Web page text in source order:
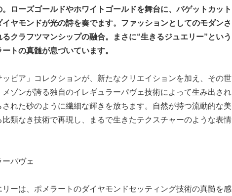
ローズゴールドやホワイトゴールドを舞台に、バゲットカット
ヤモンドが光の詩を奏でます。ファッションとしてのモダンさ
クラフツマンシップの融合。まさに“生きるジュエリー”という
トの真髄が息づいています。
ビア」コレクションが、新たなクリエイションを加え、その世
ゾンが誇る独自のイレギュラーパヴェ技術によって生み出され
れた砂のように繊細な輝きを放ちます。自然が持つ流動的な美
類なき技術で再現し、まるで生きたテクスチャーのような表情
パヴェ
ーは、ポメラートのダイヤモンドセッティング技術の真髄を感